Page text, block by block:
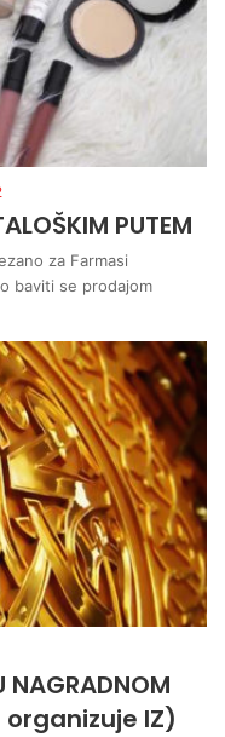
PUTEM
za Farmasi
baviti se prodajom
NAGRADNOM
organizuje IZ)